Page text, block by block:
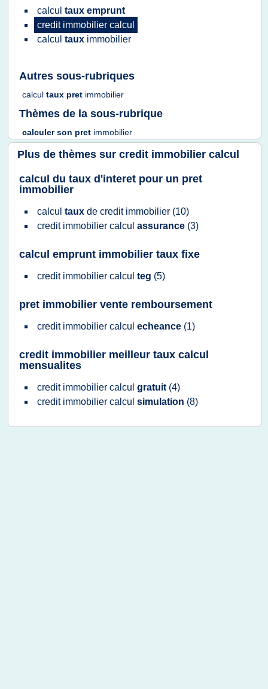
calcul taux emprunt
credit immobilier calcul
calcul taux immobilier
Autres sous-rubriques
calcul taux pret immobilier
Thèmes de la sous-rubrique
calculerson pret immobilier
Plus de thèmes sur credit immobilier calcul
calcul du taux d'interet pour un pret
immobilier
calcul taux de credit immobilier (10)
credit immobilier calcul assurance (3)
calcul emprunt immobilier taux fixe
credit immobilier calcul teg (5)
pret immobilier vente remboursement
credit immobilier calcul echeance (1)
credit immobilier meilleur taux calcul
mensualites
credit immobilier calcul gratuit (4)
credit immobilier calcul simulation (8)